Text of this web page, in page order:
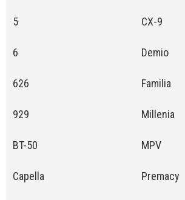
5
6
626
929
BT-50
Capella
CX-9
Demio
Familia
Millenia
MPV
Premacy